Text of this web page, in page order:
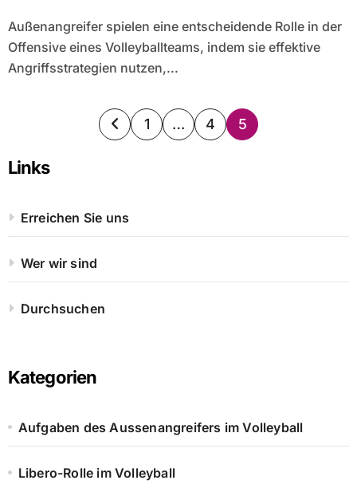
Außenangreifer spielen eine entscheidende Rolle in der
Offensive eines Volleyballteams, indem sie effektive
Angriffsstrategien nutzen,...
Posts
1 … 4 5
Links
Erreichen Sie uns
Wer wir sind
Durchsuchen
Kategorien
Aufgaben des Aussenangreifers im Volleyball
Libero-Rolle im Volleyball